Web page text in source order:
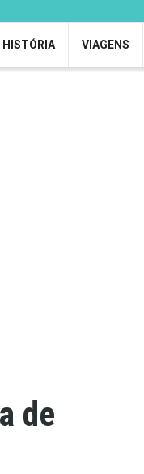
HISTÓRIA VIAGENS
de